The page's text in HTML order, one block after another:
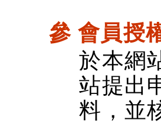
參 會員授
於本網
站提出
料，並